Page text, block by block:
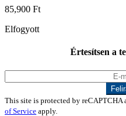
85,900 Ft
Elfogyott
Értesítsen a
This site is protected by reCAPTCHA
of Service apply.